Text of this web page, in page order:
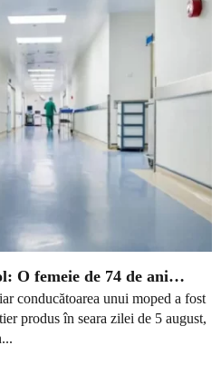
O femeie de 74 de ani…
conducătoarea unui moped a fost
produs în seara zilei de 5 august,